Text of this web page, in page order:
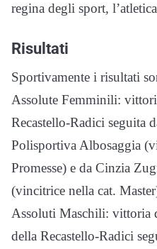
regina degli sport,
Risultati
Sportivamente i risultati
Assolute Femminili:
Recastello-Radici seguita
Polisportiva Albosaggia
Promesse) e da Cinzia
(vincitrice nella cat.
Assoluti Maschili: vittoria
della Recastello-Radici